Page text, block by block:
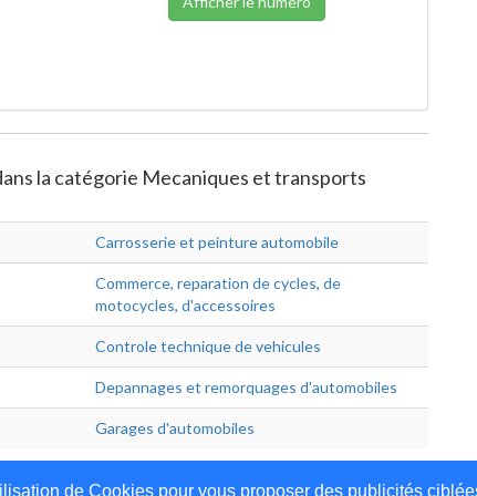
de Cookies pour vous proposer des publicités
la catégorie Mecaniques et transports
Carrosserie et peinture automobile
Commerce, reparation de cycles, de
motocycles, d'accessoires
Controle technique de vehicules
Depannages et remorquages d'automobiles
Garages d'automobiles